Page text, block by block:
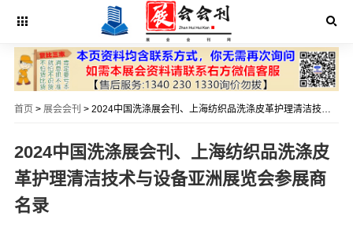
首页 > 展会会刊 > 2024中国洗涤展会刊、上海纺织品洗涤皮革护理清洁技术与设备亚洲展览会参展商名录
2024中国洗涤展会刊、上海纺织品洗涤皮
革护理清洁技术与设备亚洲展览会参展商
名录